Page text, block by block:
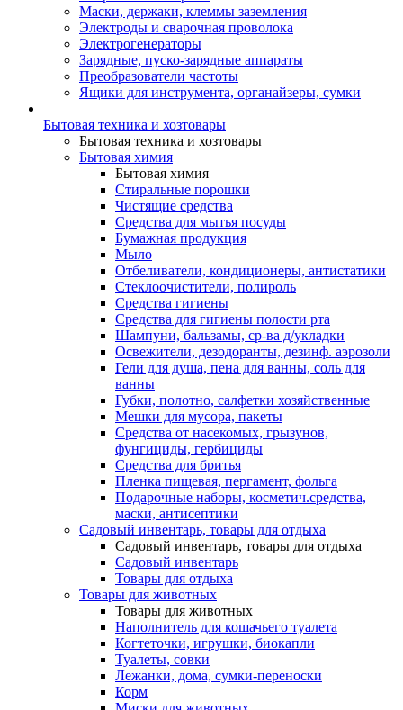
Маски, держаки, клеммы заземления
Электроды и сварочная проволока
Электрогенераторы
Зарядные, пуско-зарядные аппараты
Преобразователи частоты
Ящики для инструмента, органайзеры, сумки
Бытовая техника и хозтовары
Бытовая техника и хозтовары
Бытовая химия
Бытовая химия
Стиральные порошки
Чистящие средства
Средства для мытья посуды
Бумажная продукция
Мыло
Отбеливатели, кондиционеры, антистатики
Стеклоочистители, полироль
Средства гигиены
Средства для гигиены полости рта
Шампуни, бальзамы, ср-ва д/укладки
Освежители, дезодоранты, дезинф. аэрозоли
Гели для душа, пена для ванны, соль для
ванны
Губки, полотно, салфетки хозяйственные
Мешки для мусора, пакеты
Средства от насекомых, грызунов,
фунгициды, гербициды
Средства для бритья
Пленка пищевая, пергамент, фольга
Подарочные наборы, косметич.средства,
маски, антисептики
Садовый инвентарь, товары для отдыха
Садовый инвентарь, товары для отдыха
Садовый инвентарь
Товары для отдыха
Товары для животных
Товары для животных
Наполнитель для кошачьего туалета
Когтеточки, игрушки, биокапли
Туалеты, совки
Лежанки, дома, сумки-переноски
Корм